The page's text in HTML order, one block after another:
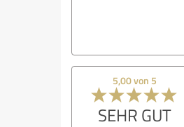
5,00 von 5
SEHR GUT